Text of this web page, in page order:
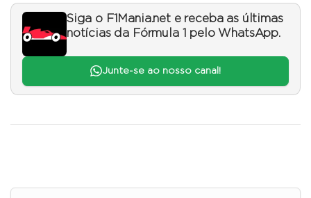
Siga o F1Mania.net e receba as últimas
notícias da Fórmula 1 pelo WhatsApp.
Junte-se ao nosso canal!